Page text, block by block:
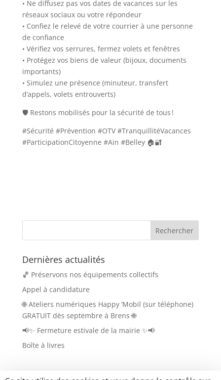
• Ne diffusez pas vos dates de vacances sur les
réseaux sociaux ou votre répondeur
• Confiez le relevé de votre courrier à une personne
de confiance
• Vérifiez vos serrures, fermez volets et fenêtres
• Protégez vos biens de valeur (bijoux, documents
importants)
• Simulez une présence (minuteur, transfert
d’appels, volets entrouverts)
🛡️ Restons mobilisés pour la sécurité de tous !
#Sécurité #Prévention #OTV #TranquillitéVacances
#ParticipationCitoyenne #Ain #Belley 🏠🔐
Dernières actualités
🏀 Préservons nos équipements collectifs
Appel à candidature
🌐 Ateliers numériques Happy ‘Mobil (sur téléphone)
GRATUIT dès septembre à Brens 🌐
📢✨ Fermeture estivale de la mairie ✨📢
Boîte à livres